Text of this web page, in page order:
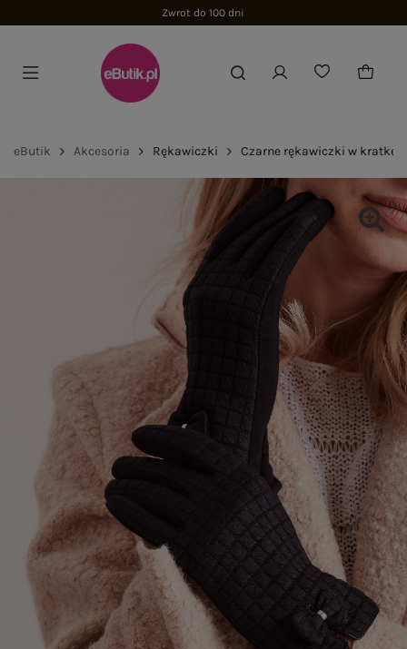
Zwrot do 100 dni
eButik Akcesoria Rękawiczki Czarne rękawiczki w kratkę